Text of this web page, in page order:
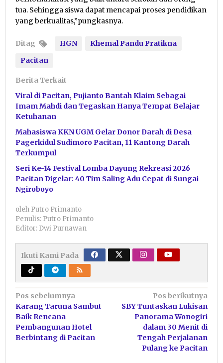
tua. Sehingga siswa dapat mencapai proses pendidikan
yang berkualitas,”pungkasnya.
Ditag HGN
Khemal Pandu Pratikna
Pacitan
Berita Terkait
Viral di Pacitan, Pujianto Bantah Klaim Sebagai
Imam Mahdi dan Tegaskan Hanya Tempat Belajar
Ketuhanan
Mahasiswa KKN UGM Gelar Donor Darah di Desa
Pagerkidul Sudimoro Pacitan, 11 Kantong Darah
Terkumpul
Seri Ke-14 Festival Lomba Dayung Rekreasi 2026
Pacitan Digelar: 40 Tim Saling Adu Cepat di Sungai
Ngiroboyo
oleh Putro Primanto
Penulis: Putro Primanto
Editor: Dwi Purnawan
Ikuti Kami Pada
Navigasi
pos
Pos sebelumnya
Karang Taruna Sambut
Baik Rencana
Pembangunan Hotel
Berbintang di Pacitan
Pos berikutnya
SBY Tuntaskan Lukisan
Panorama Wonogiri
dalam 30 Menit di
Tengah Perjalanan
Pulang ke Pacitan